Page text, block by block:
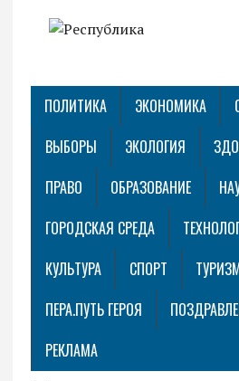
ПОЛИТИКА ЭКОНОМИКА
ВЫБОРЫ
ЭКОЛОГИЯ
ПРАВО
ОБРАЗОВАНИЕ
ГОРОДСКАЯ СРЕДА
КУЛЬТУРА
СПОРТ
ПЕРА.ПУТЬ ГЕРОЯ
РЕКЛАМА